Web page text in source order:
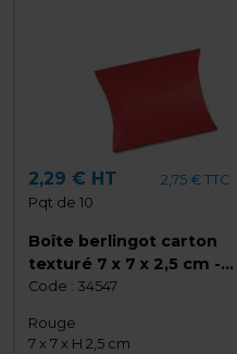
2,29 € HT
2,75 € TTC
Pqt de 10
Boîte berlingot carton
texturé 7 x 7 x 2,5 cm -
Rouge - Pochette cadeau
Code : 34547
Rouge
7 x 7 x H 2,5 cm